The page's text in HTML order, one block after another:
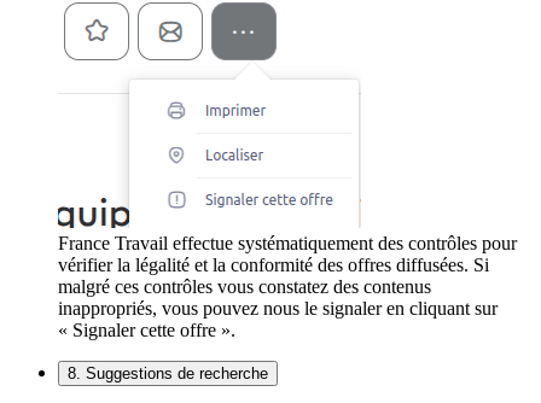
France Travail effectue systématiquement des contrôles pour
vérifier la légalité et la conformité des offres diffusées. Si
malgré ces contrôles vous constatez des contenus
inappropriés, vous pouvez nous le signaler en cliquant sur
« Signaler cette offre ».
8. Suggestions de recherche